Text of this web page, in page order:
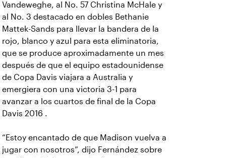
Vandeweghe, al No. 57 Christina McHale y
al No. 3 destacado en dobles Bethanie
Mattek-Sands para llevar la bandera de la
rojo, blanco y azul para esta eliminatoria,
que se produce aproximadamente un mes
después de que el equipo estadounidense
de Copa Davis viajara a Australia y
emergiera con una victoria 3-1 para
avanzar a los cuartos de final de la Copa
Davis 2016 .
“Estoy encantado de que Madison vuelva a
jugar con nosotros”, dijo Fernández sobre